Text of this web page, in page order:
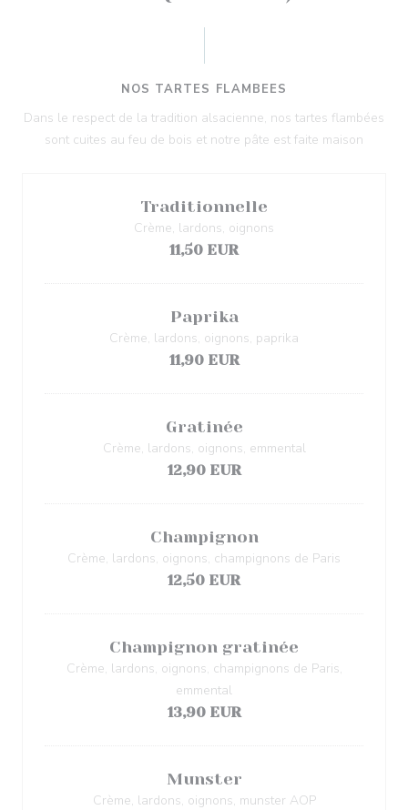
NOS TARTES FLAMBEES
Dans le respect de la tradition alsacienne, nos tartes flambées
sont cuites au feu de bois et notre pâte est faite maison
Traditionnelle
Crème, lardons, oignons
11,50 EUR
Paprika
Crème, lardons, oignons, paprika
11,90 EUR
Gratinée
Crème, lardons, oignons, emmental
12,90 EUR
Champignon
Crème, lardons, oignons, champignons de Paris
12,50 EUR
Champignon gratinée
Crème, lardons, oignons, champignons de Paris,
emmental
13,90 EUR
Munster
Crème, lardons, oignons, munster AOP